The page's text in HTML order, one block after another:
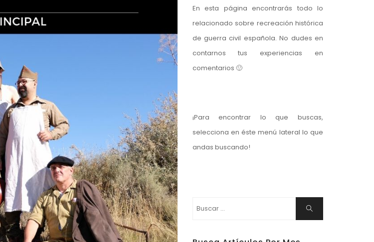
En esta página encontrarás todo lo
relacionado sobre recreación histórica
de guerra civil española. No dudes en
contarnos tus experiencias en
comentarios 🙂
¡Para encontrar lo que buscas,
selecciona en éste menú lateral lo que
andas buscando!
Buscar